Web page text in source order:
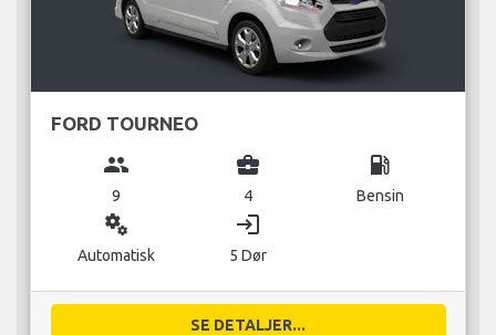
FORD TOURNEO
group
9
business_center
4
local_gas_station
Bensin
miscellaneous_services
Automatisk
login
5 Dør
SE DETALJER...